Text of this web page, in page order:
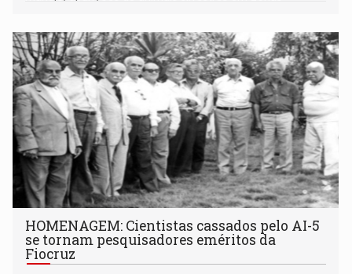
HOMENAGEM: Cientistas cassados pelo AI-5
se tornam pesquisadores eméritos da
Fiocruz